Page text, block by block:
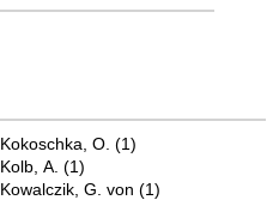
Kokoschka, O.(1)
Kolb, A.(1)
Kowalczik, G. von(1)